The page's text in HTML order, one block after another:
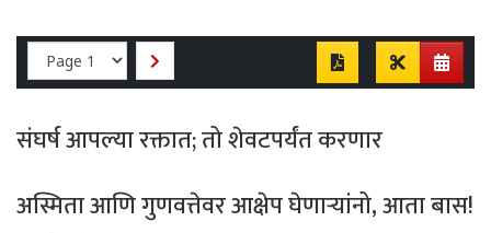
संघर्ष आपल्या रक्तात; तो शेवटपर्यंत करणार
अस्मिता आणि गुणवत्तेवर आक्षेप घेणाऱ्यांनो, आता बास!